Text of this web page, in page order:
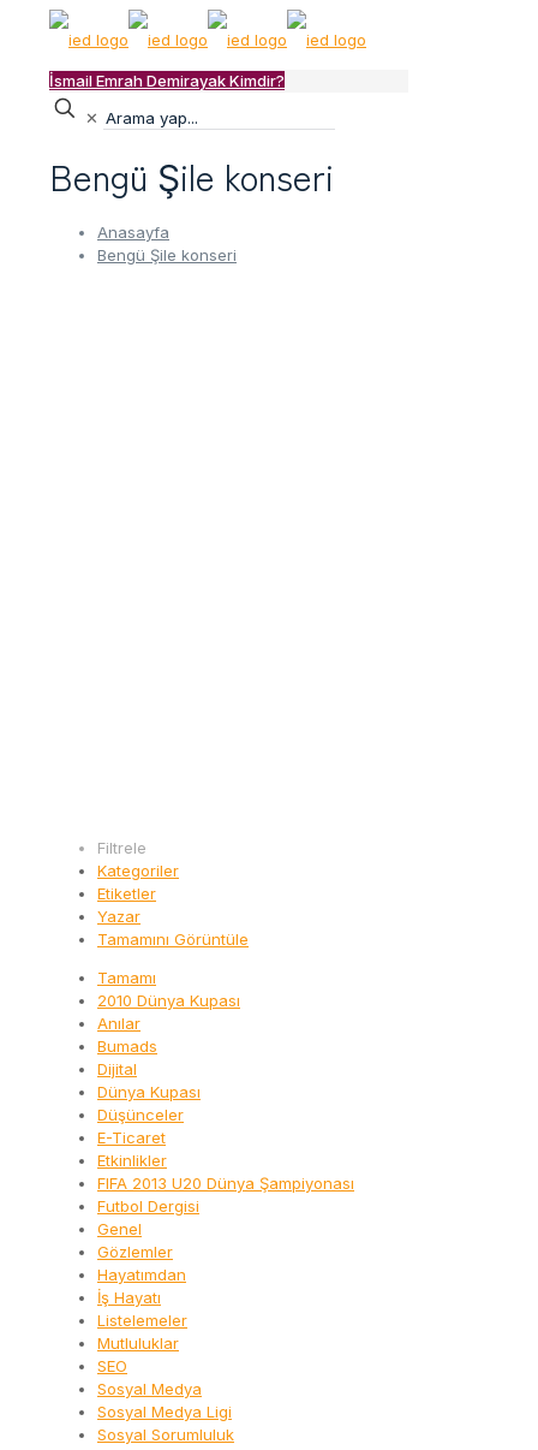
İsmail Emrah Demirayak Kimdir?
✕
Bengü Şile konseri
Anasayfa
Bengü Şile konseri
Filtrele
Kategoriler
Etiketler
Yazar
Tamamını Görüntüle
Tamamı
2010 Dünya Kupası
Anılar
Bumads
Dijital
Dünya Kupası
Düşünceler
E-Ticaret
Etkinlikler
FIFA 2013 U20 Dünya Şampiyonası
Futbol Dergisi
Genel
Gözlemler
Hayatımdan
İş Hayatı
Listelemeler
Mutluluklar
SEO
Sosyal Medya
Sosyal Medya Ligi
Sosyal Sorumluluk